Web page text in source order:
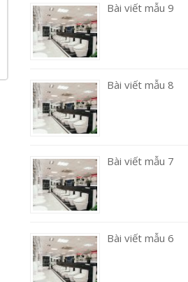
Bài viết mẫu 9
Bài viết mẫu 8
Bài viết mẫu 7
Bài viết mẫu 6